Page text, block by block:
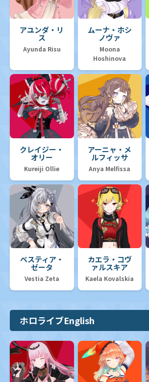
アユンダ・リ
ス
Ayunda Risu
ムーナ・ホシ
ノヴァ
Moona
Hoshinova
クレイジー・
オリー
Kureiji Ollie
アーニャ・メ
ルフィッサ
Anya Melfissa
ベスティア・
ゼータ
Vestia Zeta
カエラ・コヴ
ァルスキア
Kaela Kovalskia
ホロライブEnglish